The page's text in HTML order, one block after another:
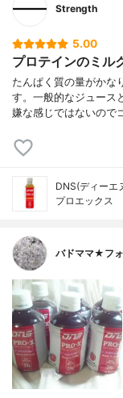
Strength
5.00
プロテインのミル
たんぱく質の量がかな
す。一般的なジュース
嫌な感じではないので
DNS(ディーエ
プロエックス
バドママ★フ